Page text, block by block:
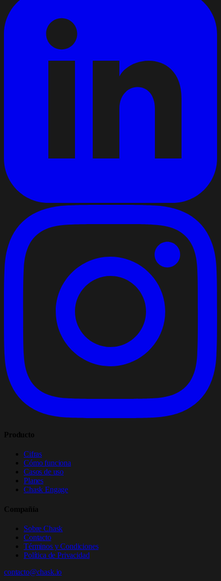
Producto
Cifras
Cómo funciona
Casos de uso
Planes
Chask Engage
Compañía
Sobre Chask
Contacto
Términos y Condiciones
Política de Privacidad
contacto@chask.io